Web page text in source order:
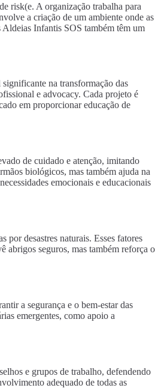
risk(e. A organização trabalha para
a criação de um ambiente onde as
Aldeias Infantis SOS também têm um
na transformação das
e advocacy. Cada projeto é
em proporcionar educação de
de cuidado e atenção, imitando
biológicos, mas também ajuda na
emocionais e educacionais
por desastres naturais. Esses fatores
abrigos seguros, mas também reforça o
a segurança e o bem-estar das
emergentes, como apoio a
e grupos de trabalho, defendendo
adequado de todas as